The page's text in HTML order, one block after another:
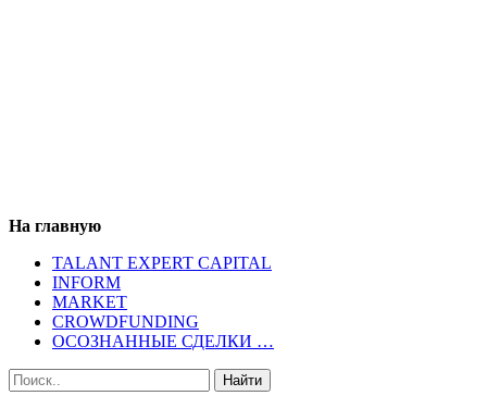
На главную
TALANT EXPERT CAPITAL
INFORM
MARKET
CROWDFUNDING
ОСОЗНАННЫЕ СДЕЛКИ …